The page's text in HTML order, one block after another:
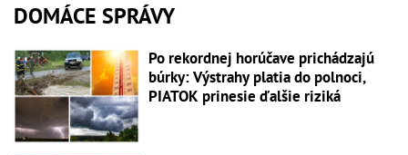
DOMÁCE SPRÁVY
Po rekordnej horúčave prichádzajú
búrky: Výstrahy platia do polnoci,
PIATOK prinesie ďalšie riziká